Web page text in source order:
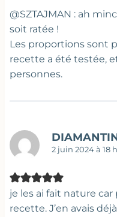
@SZTAJMAN : ah
soit ratée !
Les proportions sont
recette a été testée,
personnes.
2 juin 2024 à 18
je les ai fait nature car
recette. J’en avais